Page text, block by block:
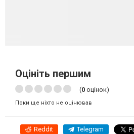
Оцініть першим
(0 оцінок)
Поки ще ніхто не оцінював
Reddit Telegram